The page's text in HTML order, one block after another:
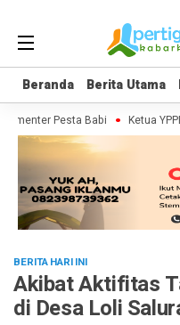
Beranda Berita Utama
Beranda Berita Utama
Pesta Babi Ketua
BERITA HARI INI
Akibat Aktifitas
di Desa Loli